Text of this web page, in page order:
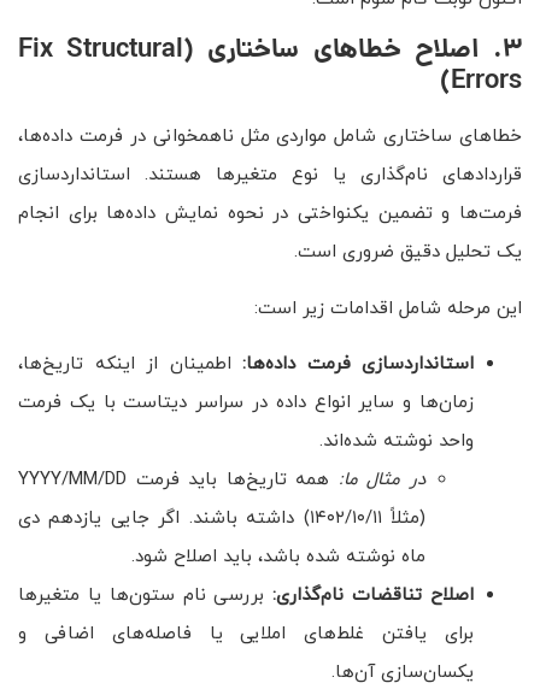
۳. اصلاح خطاهای ساختاری (Fix Structural
Errors)
خطاهای ساختاری شامل مواردی مثل ناهمخوانی در فرمت داده‌ها،
قراردادهای نام‌گذاری یا نوع متغیرها هستند. استانداردسازی
فرمت‌ها و تضمین یکنواختی در نحوه نمایش داده‌ها برای انجام
یک تحلیل دقیق ضروری است.
این مرحله شامل اقدامات زیر است:
استانداردسازی فرمت داده‌ها: اطمینان از اینکه تاریخ‌ها،
زمان‌ها و سایر انواع داده در سراسر دیتاست با یک فرمت
واحد نوشته شده‌اند.
در مثال ما:
همه تاریخ‌ها باید فرمت YYYY/MM/DD
(مثلاً ۱۴۰۲/۱۰/۱۱) داشته باشند. اگر جایی یازدهم دی
ماه نوشته شده باشد، باید اصلاح شود.
اصلاح تناقضات نام‌گذاری:بررسی نام ستون‌ها یا متغیرها
برای یافتن غلط‌های املایی یا فاصله‌های اضافی و
یکسان‌سازی آن‌ها.